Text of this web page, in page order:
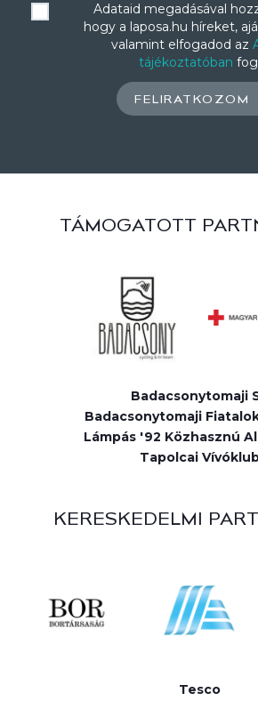
Adataid megadásával
hogy a laposa.hu híreket,
valamint elfogadod az
tájékoztatóban
FELIRATKOZOM
TÁMOGATOTT
Badacsonytomaji
Badacsonytomaji
Lámpás '92 Közhasznú
Tapolcai
KERESKEDELMI
Tesco